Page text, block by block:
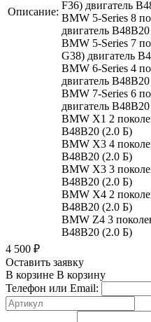
Описание:
F36) двигатель
BMW 5-Series 8
двигатель
BMW 5-Series 7
G38) двигатель
BMW 6-Series 4
двигатель
BMW 7-Series 6
двигатель
BMW X1 2
B48B20 (2.0 Б)
BMW X3 4
B48B20 (2.0 Б)
BMW X3 3
B48B20 (2.0 Б)
BMW X4 2
B48B20 (2.0 Б)
BMW Z4 3
B48B20 (2.0 Б)
4 500 ₽
Оставить заявку
В корзине В корзину
Телефон или Email: